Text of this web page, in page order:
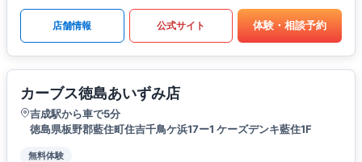
店舗情報 公式サイト 体験・相談予約
カーブス徳島あいずみ店
吉成駅から車で5分
徳島県板野郡藍住町住吉千鳥ケ浜17ー1 ケーズデンキ藍住1F
無料体験